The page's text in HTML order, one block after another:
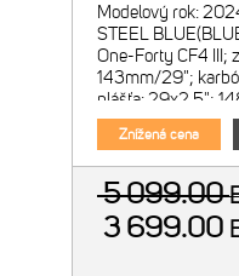
Modelový rok:
STEEL
One-Forty CF4 III;
143mm/29";
plášťa: 29x2.5";
Marzocchi Z1;
Znížená cena
5 099.00
3 699.00